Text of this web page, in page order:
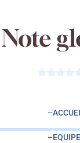
Note
–
–